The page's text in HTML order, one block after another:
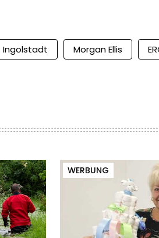
Ingolstadt Morgan Ellis
WERBUNG